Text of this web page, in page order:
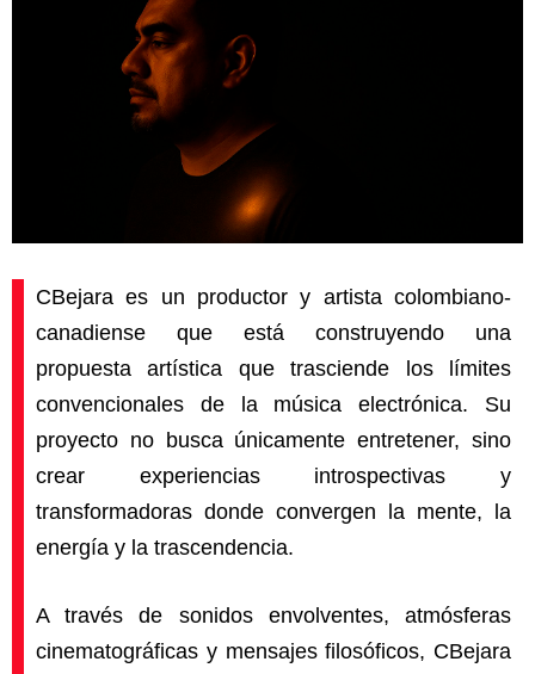
CBejara es un productor y artista colombiano-
canadiense que está construyendo una
propuesta artística que trasciende los límites
convencionales de la música electrónica. Su
proyecto no busca únicamente entretener, sino
crear experiencias introspectivas y
transformadoras donde convergen la mente, la
energía y la trascendencia.
A través de sonidos envolventes, atmósferas
cinematográficas y mensajes filosóficos, CBejara